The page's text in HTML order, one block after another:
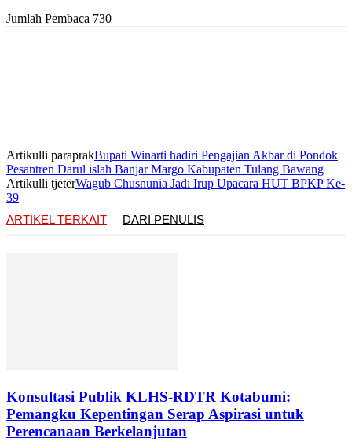
Jumlah Pembaca 730
Artikulli paraprakBupati Winarti hadiri Pengajian Akbar di Pondok
Pesantren Darul islah Banjar Margo Kabupaten Tulang Bawang
Artikulli tjetërWagub Chusnunia Jadi Irup Upacara HUT BPKP Ke-
39
ARTIKEL TERKAIT
DARI PENULIS
Konsultasi Publik KLHS-RDTR Kotabumi:
Pemangku Kepentingan Serap Aspirasi untuk
Perencanaan Berkelanjutan